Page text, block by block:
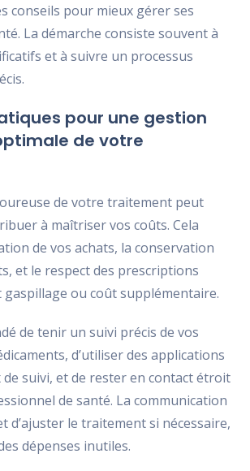
conseils pour mieux gérer ses
La démarche consiste souvent à
et à suivre un processus
pour une gestion
de votre
de votre traitement peut
à maîtriser vos coûts. Cela
de vos achats, la conservation
et le respect des prescriptions
ou coût supplémentaire.
de tenir un suivi précis de vos
d’utiliser des applications
de suivi, et de rester en contact étroit
de santé. La communication
d’ajuster le traitement si nécessaire,
dépenses inutiles.